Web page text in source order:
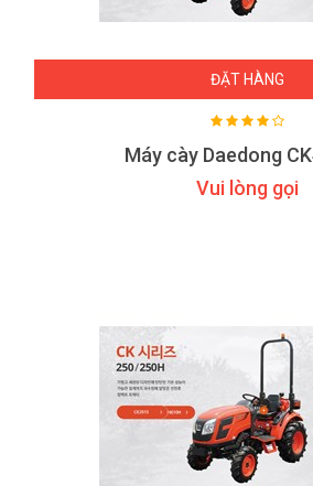
ĐẶT HÀNG
Máy cày Daedong
Vui lòng gọi